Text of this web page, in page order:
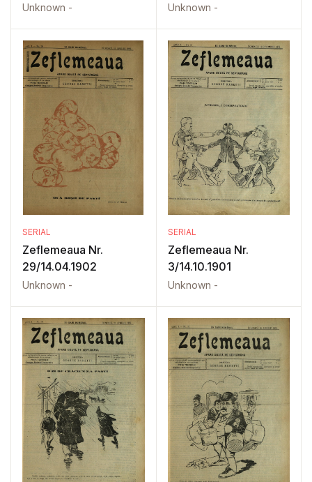
Unknown - Unknown -
SERIAL
Zeflemeaua Nr.
29/14.04.1902
Unknown -
SERIAL
Zeflemeaua Nr.
3/14.10.1901
Unknown -